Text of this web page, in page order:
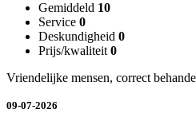
Gemiddeld 10
Service 0
Deskundigheid 0
Prijs/kwaliteit 0
Vriendelijke mensen, correct
09-07-2026